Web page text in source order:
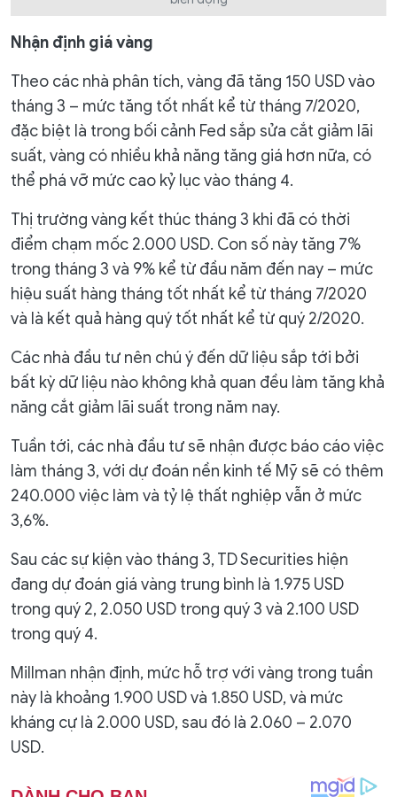
Nhận định giá vàng
Theo các nhà phân tích, vàng đã tăng 150 USD vào
tháng 3 – mức tăng tốt nhất kể từ tháng 7/2020,
đặc biệt là trong bối cảnh Fed sắp sửa cắt giảm lãi
suất, vàng có nhiều khả năng tăng giá hơn nữa, có
thể phá vỡ mức cao kỷ lục vào tháng 4.
Thị trường vàng kết thúc tháng 3 khi đã có thời
điểm chạm mốc 2.000 USD. Con số này tăng 7%
trong tháng 3 và 9% kể từ đầu năm đến nay – mức
hiệu suất hàng tháng tốt nhất kể từ tháng 7/2020
và là kết quả hàng quý tốt nhất kể từ quý 2/2020.
Các nhà đầu tư nên chú ý đến dữ liệu sắp tới bởi
bất kỳ dữ liệu nào không khả quan ​​đều làm tăng khả
năng cắt giảm lãi suất trong năm nay.
Tuần tới, các nhà đầu tư sẽ nhận được báo cáo việc
làm tháng 3, với dự đoán nền kinh tế Mỹ sẽ có thêm
240.000 việc làm và tỷ lệ thất nghiệp vẫn ở mức
3,6%.
Sau các sự kiện vào tháng 3, TD Securities hiện
đang dự đoán giá vàng trung bình là 1.975 USD
trong quý 2, 2.050 USD trong quý 3 và 2.100 USD
trong quý 4.
Millman nhận định, mức hỗ trợ với vàng trong tuần
này là khoảng 1.900 USD và 1.850 USD, và mức
kháng cự là 2.000 USD, sau đó là 2.060 – 2.070
USD.